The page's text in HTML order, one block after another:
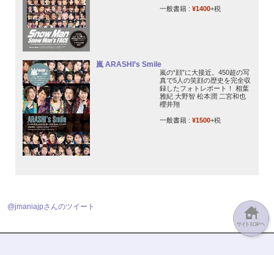
一般書籍 : ¥1400+税
嵐 ARASHI’s Smile
嵐の“顔”に大接近。450超の写
真で5人の笑顔の歴史を完全収
録したフォトレポート！ 相葉
雅紀 大野智 松本潤 二宮和也
櫻井翔
一般書籍 : ¥1500+税
@jmaniajpさんのツイート